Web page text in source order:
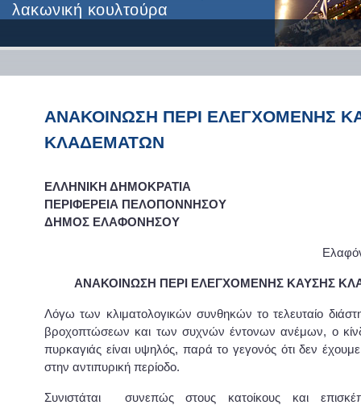
λακωνική κουλτούρα
ΑΝΑΚΟΙΝΩΣΗ ΠΕΡΙ ΕΛΕΓΧΟΜΕΝΗΣ
ΚΛΑΔΕΜΑΤΩΝ
ΕΛΛΗΝΙΚΗ ΔΗΜΟΚΡΑΤΙΑ
ΠΕΡΙΦΕΡΕΙΑ ΠΕΛΟΠΟΝΝΗΣΟΥ
ΔΗΜΟΣ ΕΛΑΦΟΝΗΣΟΥ
ΑΝΑΚΟΙΝΩΣΗ ΠΕΡΙ ΕΛΕΓΧΟΜΕΝΗΣ ΚΑΥΣΗΣ
Λόγω των κλιματολογικών συνθηκών το τελευταίο
βροχοπτώσεων και των συχνών έντονων ανέμων, ο
πυρκαγιάς είναι υψηλός, παρά το γεγονός ότι δεν έχουμε
στην αντιπυρική περίοδο.
Συνιστάται συνεπώς στους κατοίκους και